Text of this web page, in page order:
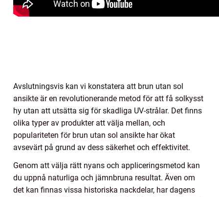
Avslutningsvis kan vi konstatera att brun utan sol
ansikte är en revolutionerande metod för att få solkysst
hy utan att utsätta sig för skadliga UV-strålar. Det finns
olika typer av produkter att välja mellan, och
populariteten för brun utan sol ansikte har ökat
avsevärt på grund av dess säkerhet och effektivitet.
Genom att välja rätt nyans och appliceringsmetod kan
du uppnå naturliga och jämnbruna resultat. Även om
det kan finnas vissa historiska nackdelar, har dagens